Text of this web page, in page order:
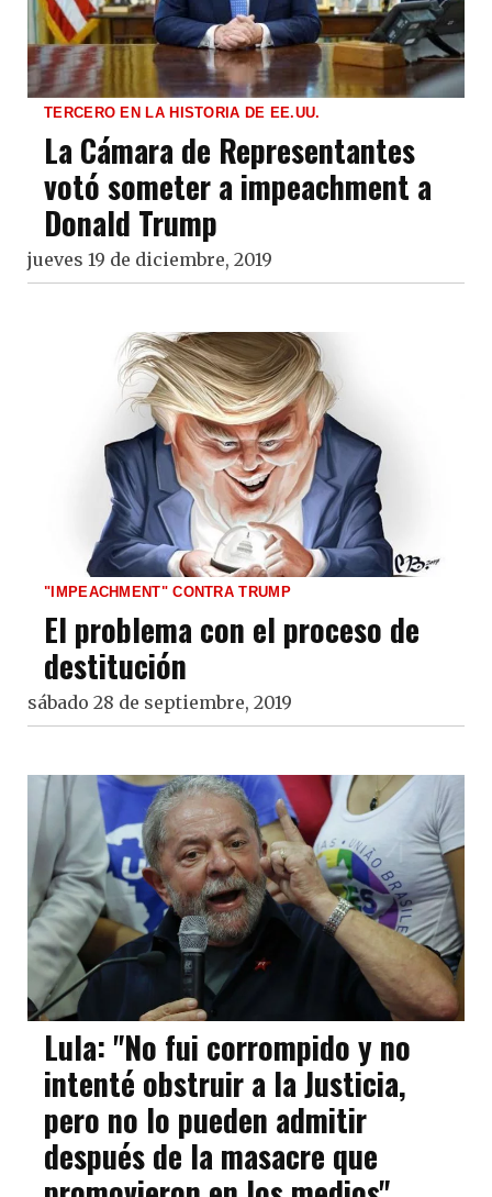
TERCERO EN LA HISTORIA DE EE.UU.
La Cámara de Representantes
votó someter a impeachment a
Donald Trump
jueves 19 de diciembre, 2019
"IMPEACHMENT" CONTRA TRUMP
El problema con el proceso de
destitución
sábado 28 de septiembre, 2019
Lula: "No fui corrompido y no
intenté obstruir a la Justicia,
pero no lo pueden admitir
después de la masacre que